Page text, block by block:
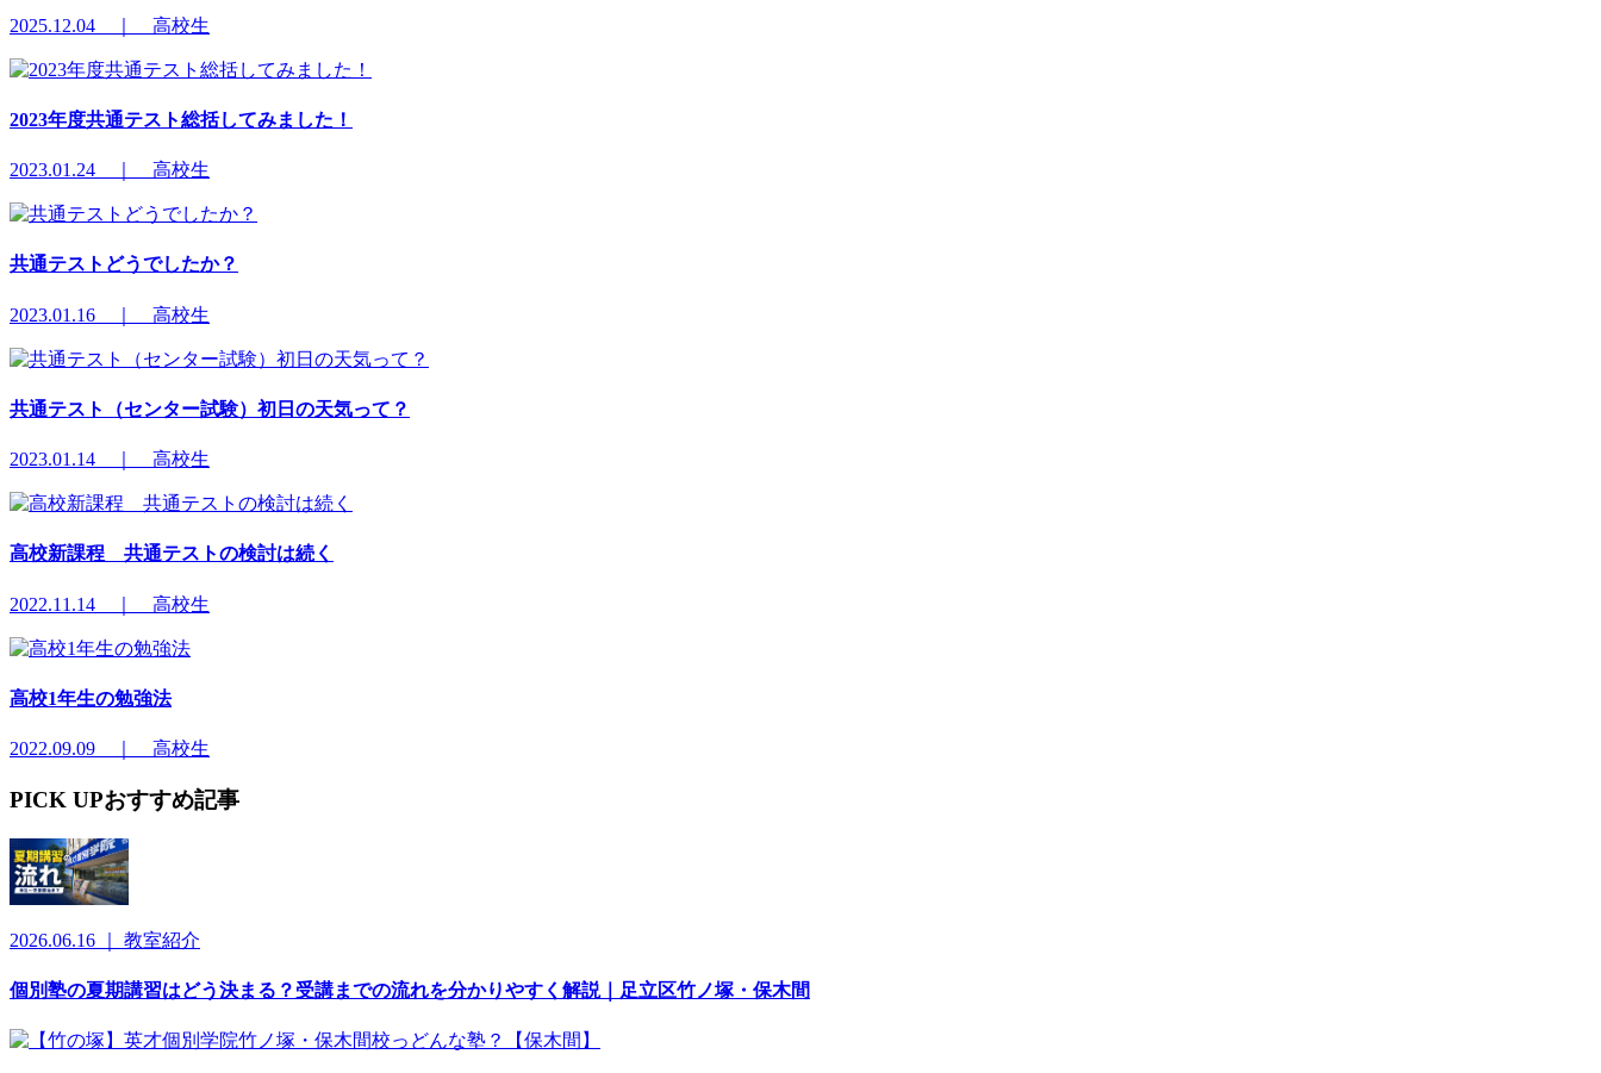
2025.12.04 ｜ 高校生
2023年度共通テスト総括してみました！
2023.01.24 ｜ 高校生
共通テストどうでしたか？
2023.01.16 ｜ 高校生
共通テスト（センター試験）初日の天気って？
2023.01.14 ｜ 高校生
高校新課程 共通テストの検討は続く
2022.11.14 ｜ 高校生
高校1年生の勉強法
2022.09.09 ｜ 高校生
PICK UPおすすめ記事
2026.06.16 ｜ 教室紹介
個別塾の夏期講習はどう決まる？受講までの流れを分かりやすく解説｜足立区竹ノ塚・保木間